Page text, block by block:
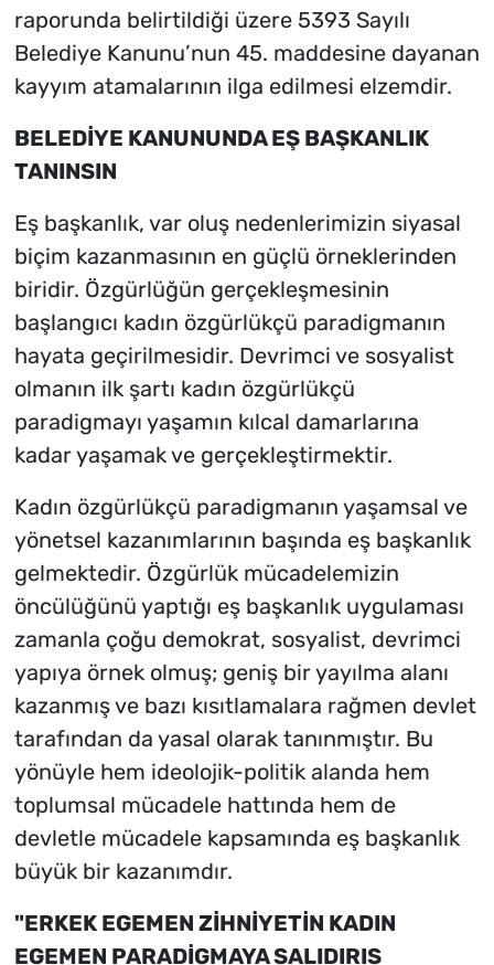
raporunda belirtildiği üzere 5393 Sayılı
Belediye Kanunu’nun 45. maddesine dayanan
kayyım atamalarının ilga edilmesi elzemdir.
BELEDİYE KANUNUNDA EŞ BAŞKANLIK
TANINSIN
Eş başkanlık, var oluş nedenlerimizin siyasal
biçim kazanmasının en güçlü örneklerinden
biridir. Özgürlüğün gerçekleşmesinin
başlangıcı kadın özgürlükçü paradigmanın
hayata geçirilmesidir. Devrimci ve sosyalist
olmanın ilk şartı kadın özgürlükçü
paradigmayı yaşamın kılcal damarlarına
kadar yaşamak ve gerçekleştirmektir.
Kadın özgürlükçü paradigmanın yaşamsal ve
yönetsel kazanımlarının başında eş başkanlık
gelmektedir. Özgürlük mücadelemizin
öncülüğünü yaptığı eş başkanlık uygulaması
zamanla çoğu demokrat, sosyalist, devrimci
yapıya örnek olmuş; geniş bir yayılma alanı
kazanmış ve bazı kısıtlamalara rağmen devlet
tarafından da yasal olarak tanınmıştır. Bu
yönüyle hem ideolojik-politik alanda hem
toplumsal mücadele hattında hem de
devletle mücadele kapsamında eş başkanlık
büyük bir kazanımdır.
"ERKEK EGEMEN ZİHNİYETİN KADIN
EGEMEN PARADİGMAYA SALIDIRIS